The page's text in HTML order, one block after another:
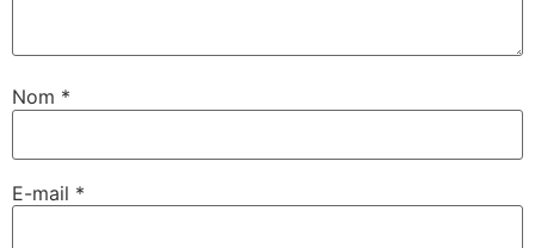
Nom *
E-mail *